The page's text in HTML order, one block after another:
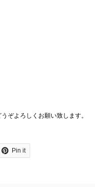
ぞよろしくお願い致します。
Pin it